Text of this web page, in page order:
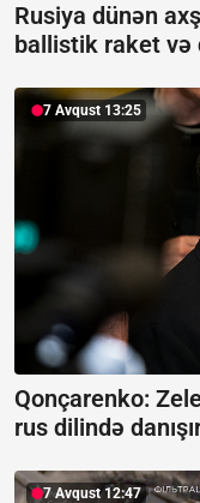
Rusiya dünən
ballistik raket və
7 Avqust 13:25
Qonçarenko:
rus dilində
7 Avqust 12:47